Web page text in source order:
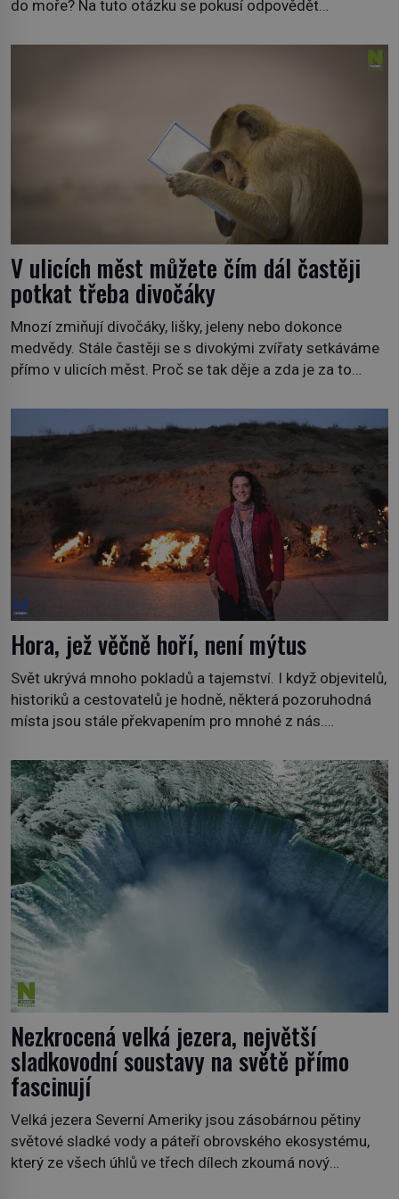
do moře? Na tuto otázku se pokusí odpovědět
premiéru ve čtvrtek 29. února ve 20:00 na televizní
V ulicích měst můžete čím dál častěji
potkat třeba divočáky
Mnozí zmiňují divočáky, lišky, jeleny nebo dokonce
medvědy. Stále častěji se s divokými zvířaty setkáváme
přímo v ulicích měst. Proč se tak děje a zda je za to
jiných. My se raději podíváme do jiných zemí a
prozkoumáme, jaká další zvířata po celém světě se
Hora, jež věčně hoří, není mýtus
Svět ukrývá mnoho pokladů a tajemství. I když objevitelů,
historiků a cestovatelů je hodně, některá pozoruhodná
místa jsou stále překvapením pro mnohé z nás.
Albánie či úchvatná atmosféra Kypru jsou jedny z míst,
která nám mají co nabídnout a vyprávět. Uznávaná
historička Bettany Hughes, se vydala prozkoumat
pozoruhodné úkazy, o kterých jste možná doposud
neslyšeli. Hora, […]
Nezkrocená velká jezera, největší
sladkovodní soustavy na světě přímo
fascinují
Velká jezera Severní Ameriky jsou zásobárnou pětiny
světové sladké vody a páteří obrovského ekosystému,
který ze všech úhlů ve třech dílech zkoumá nový